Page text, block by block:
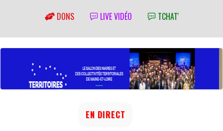
DONS LIVE VIDÉO TCHAT'
EN DIRECT